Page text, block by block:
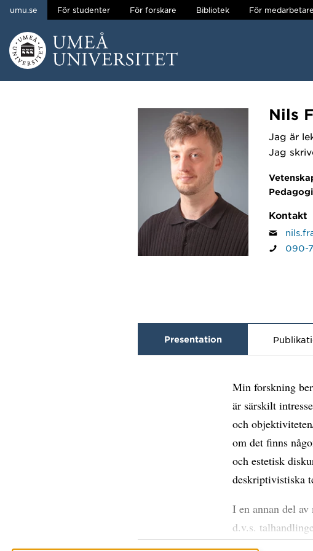
Hoppa direkt till innehållet
umu.se För studenter För forskare Bibliotek För medarbetare
Nils
Jag är
Jag
Kontakt
090-
Presentation
Min forskning
är särskilt
och
om det finns
och estetisk
deskriptivistiska
I en annan del
d.v.s.
fiktiv berättelse,